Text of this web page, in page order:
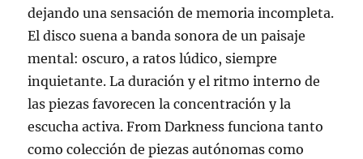
dejando una sensación de memoria incompleta.
El disco suena a banda sonora de un paisaje
mental: oscuro, a ratos lúdico, siempre
inquietante. La duración y el ritmo interno de
las piezas favorecen la concentración y la
escucha activa. From Darkness funciona tanto
como colección de piezas autónomas como